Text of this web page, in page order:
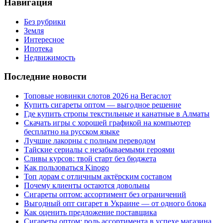
Навигация
Без рубрики
Земля
Интересное
Ипотека
Недвижимость
Последние новости
Топовые новинки слотов 2026 на Вегаслот
Купить сигареты оптом — выгодное решение
Где купить стропы текстильные и канатные в Алматы
Скачать игры с хорошей графикой на компьютер
бесплатно на русском языке
Лучшие лакорны с полным переводом
Тайские сериалы с незабываемыми героями
Сливы курсов: твой старт без бюджета
Как пользоваться Kinogo
Топ дорам с отличным актёрским составом
Почему клиенты остаются довольны
Сигареты оптом: ассортимент без ограничений
Выгодный опт сигарет в Украине — от одного блока
Как оценить предложение поставщика
Сигареты оптом: роль ассортимента в успехе магазина